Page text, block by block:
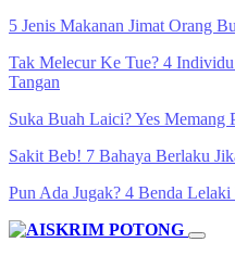
5 Jenis Makanan Jimat Orang
Tak Melecur Ke Tue? 4
Tangan
Suka Buah Laici? Yes Memang
Sakit Beb! 7 Bahaya Berlaku
Pun Ada Jugak? 4 Benda